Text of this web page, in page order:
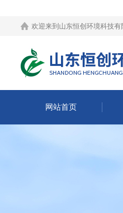
欢迎来到 山东恒创环境科技
网站首页